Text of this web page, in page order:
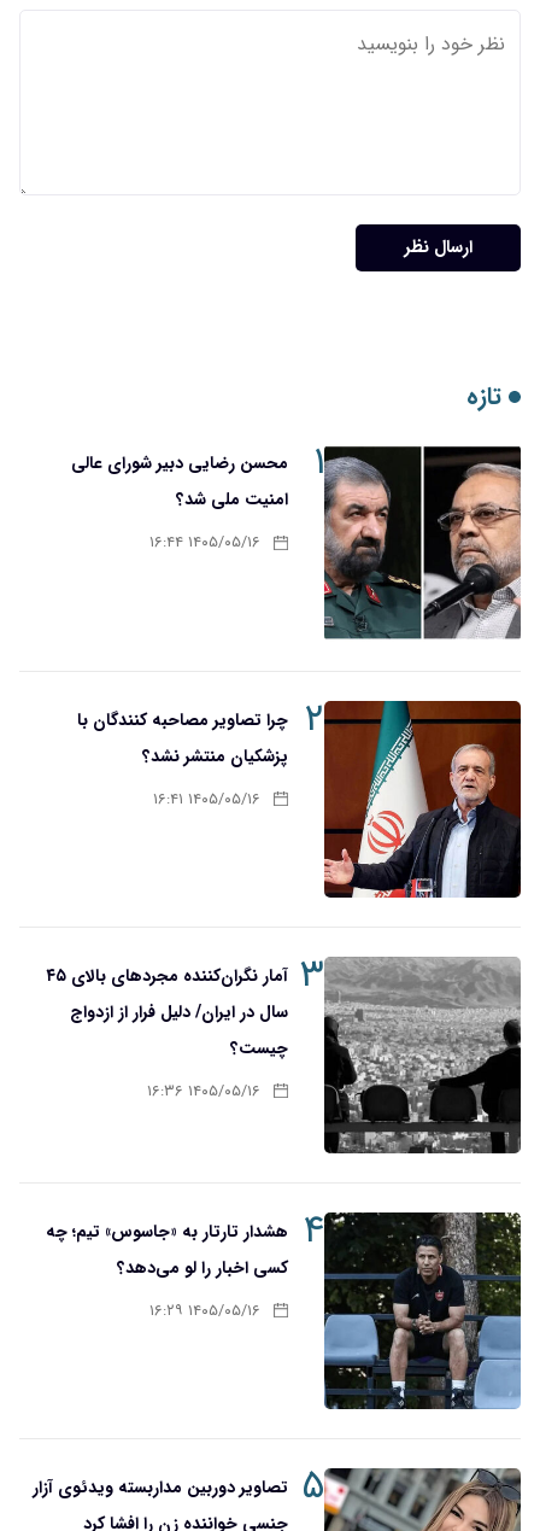
ارسال نظر
تازه
۱
محسن رضایی دبیر شورای عالی
امنیت ملی شد؟
۱۴۰۵/۰۵/۱۶ ۱۶:۴۴
۲
چرا تصاویر مصاحبه کنندگان با
پزشکیان منتشر نشد؟
۱۴۰۵/۰۵/۱۶ ۱۶:۴۱
۳
آمار نگران‌کننده مجردهای بالای ۴۵
سال در ایران/ دلیل فرار از ازدواج
چیست؟
۱۴۰۵/۰۵/۱۶ ۱۶:۳۶
۴
هشدار تارتار به «جاسوس» تیم؛ چه
کسی اخبار را لو می‌دهد؟
۱۴۰۵/۰۵/۱۶ ۱۶:۲۹
۵
تصاویر دوربین مداربسته ویدئوی آزار
جنسی خواننده زن را افشا کرد